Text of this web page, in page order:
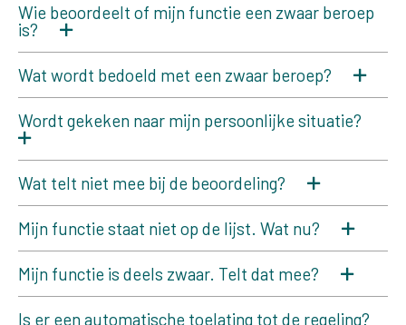
Wie beoordeelt of mijn functie een zwaar beroep
is?
Wat wordt bedoeld met een zwaar beroep?
Wordt gekeken naar mijn persoonlijke situatie?
Wat telt niet mee bij de beoordeling?
Mijn functie staat niet op de lijst. Wat nu?
Mijn functie is deels zwaar. Telt dat mee?
Is er een automatische toelating tot de regeling?